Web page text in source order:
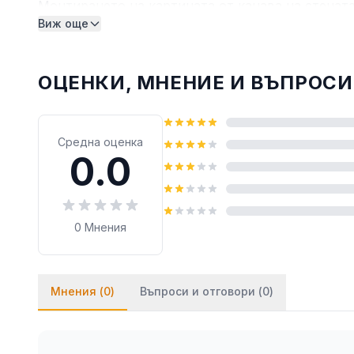
монтират на стената посредством
Виж още
ОЦЕНКИ, МНЕНИЕ И ВЪПРОСИ
Средна оценка
0.0
0 Мнения
Мнения (0) Въпроси и отговори (0)